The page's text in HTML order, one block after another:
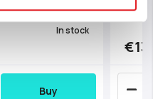
In stock
Buy
Sku: